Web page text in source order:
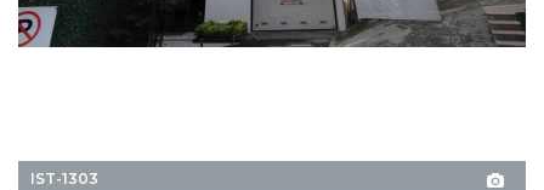
IST-1303